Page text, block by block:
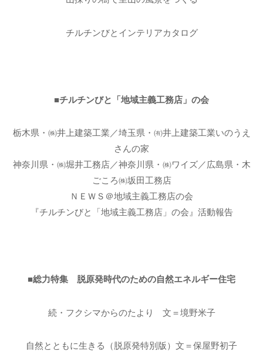
チルチンびとインテリアカタログ
■チルチンびと「地域主義工務店」の会
栃木県・㈱井上建築工業／埼玉県・㈲井上建築工業いのうえ
さんの家
神奈川県・㈱堀井工務店／神奈川県・㈱ワイズ／広島県・木
ごころ㈱坂田工務店
ＮＥＷＳ＠地域主義工務店の会
『チルチンびと「地域主義工務店」の会』活動報告
■総力特集 脱原発時代のための自然エネルギー住宅
続・フクシマからのたより 文＝境野米子
自然とともに生きる（脱原発特別版）文＝保屋野初子